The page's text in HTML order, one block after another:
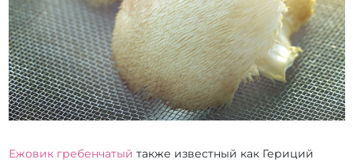
Ежовик гребенчатый также известный как Гериций